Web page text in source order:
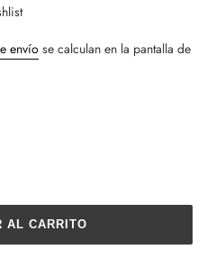
envío se calculan en la pantalla de
AL CARRITO